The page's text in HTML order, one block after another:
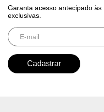
Garanta acesso antecipado
exclusivas.